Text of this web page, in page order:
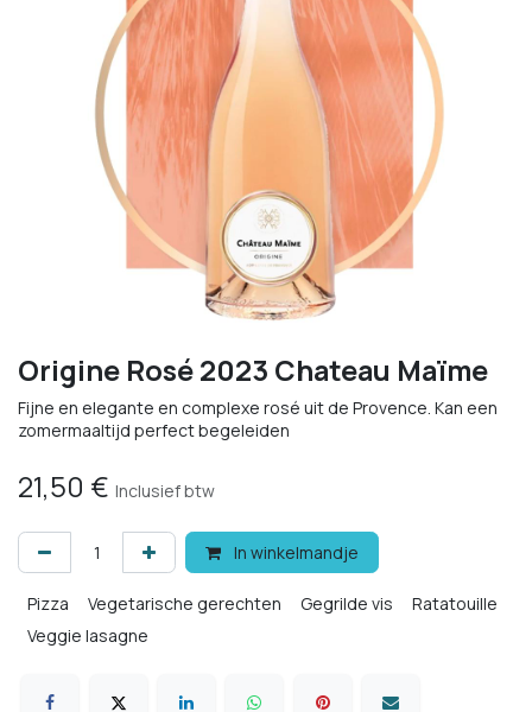
Origine Rosé 2023 Chateau Maïme
Fijne en elegante en complexe rosé uit de Provence. Kan een
zomermaaltijd perfect begeleiden
21,50 € Inclusief btw
In winkelmandje
Pizza Vegetarische gerechten Gegrilde vis
Ratatouille
Veggie lasagne